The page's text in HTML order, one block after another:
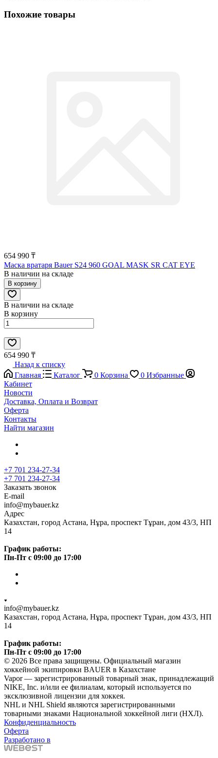
Похожие товары
654 990 ₸
Маска вратаря Bauer S24 960 GOAL MASK SR CAT EYE
В наличии на складе
В корзину
В наличии на складе
В корзину
654 990 ₸
Назад к списку
Главная
Каталог 0 Корзина 0 Избранные
Кабинет
Новости
Доставка, Оплата и Возврат
Оферта
Контакты
Найти магазин
+7 701 234-27-34
+7 701 234-27-34
Заказать звонок
E-mail
info@mybauer.kz
Адрес
Казахстан, город Астана, Нұра, проспект Тұран, дом 43/3, НП
14
График работы:
Пн-Пт с 09:00 до 17:00
info@mybauer.kz
Казахстан, город Астана, Нұра, проспект Тұран, дом 43/3, НП
14
График работы:
Пн-Пт с 09:00 до 17:00
© 2026 Все права защищены. Официальный магазин
хоккейной экипировки BAUER в Казахстане
Vapor — зарегистрированный товарный знак, принадлежащий
NIKE, Inc. и/или ее филиалам, который используется по
эксклюзивной лицензии для хоккея.
NHL и NHL Shield являются зарегистрированными
товарными знаками Национальной хоккейной лиги (НХЛ).
Конфиденциальность
Оферта
Разработано в